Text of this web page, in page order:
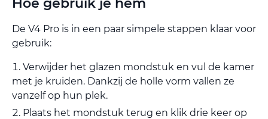
Hoe gebruik je hem
De V4 Pro is in een paar simpele stappen klaar voor
gebruik:
Verwijder het glazen mondstuk en vul de kamer
met je kruiden. Dankzij de holle vorm vallen ze
vanzelf op hun plek.
Plaats het mondstuk terug en klik drie keer op